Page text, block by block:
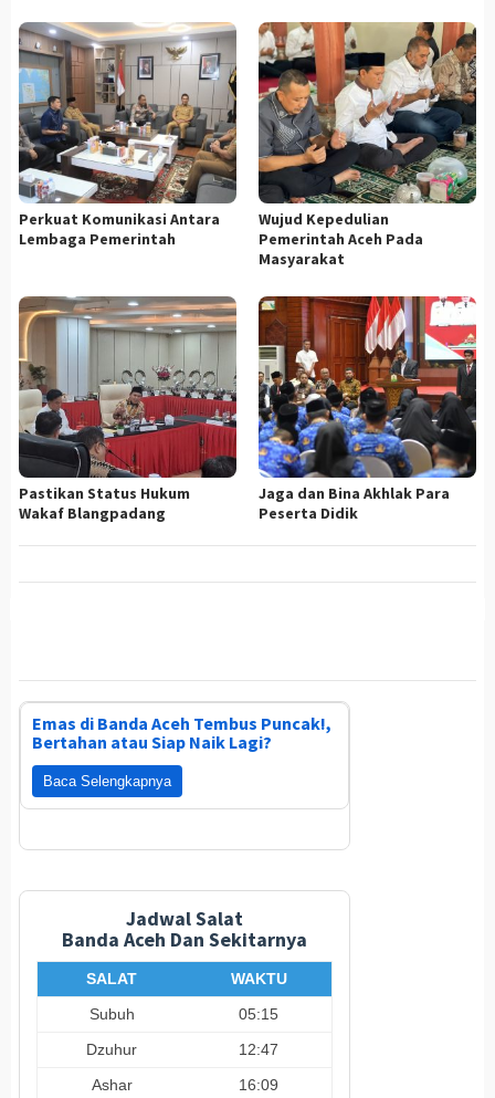
Perkuat Komunikasi Antara
Lembaga Pemerintah
Wujud Kepedulian
Pemerintah Aceh Pada
Masyarakat
Pastikan Status Hukum
Wakaf Blangpadang
Jaga dan Bina Akhlak Para
Peserta Didik
Emas di Banda Aceh Tembus Puncak!,
Bertahan atau Siap Naik Lagi?
Baca Selengkapnya
Jadwal Salat
Banda Aceh Dan Sekitarnya
SALAT
WAKTU
Subuh
05:15
Dzuhur
12:47
Ashar
16:09